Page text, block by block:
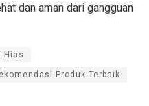
dan aman dari gangguan
Hias
Produk Terbaik